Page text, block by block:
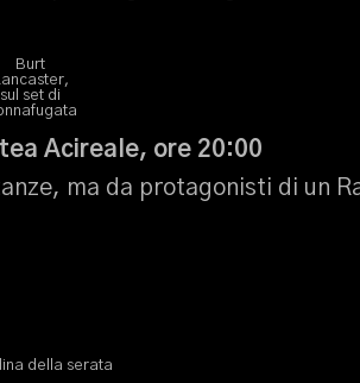
Burt
sul set di
Acireale, ore 20:00
ma da protagonisti di un
della serata